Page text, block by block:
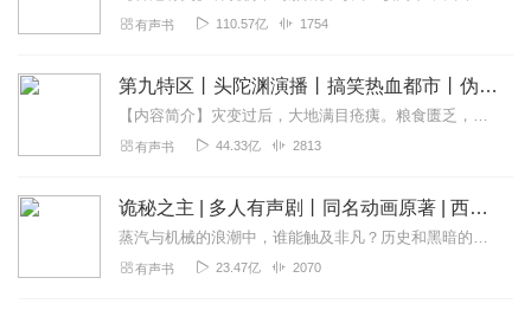
有声书 110.57亿 1754
第九特区丨头陀渊演播丨搞笑热血都市丨伪戒丨VIP免费多人有声剧
【内容简介】灾变过后，大地满目疮痍。粮食匮乏，资源紧俏，局势混乱……一位从待规划区杀出来的青年，背对着漫天黄沙，孤身来到九区谋生，却不曾想偶然结识三五好友，一念...
有声书 44.33亿 2813
诡秘之主 | 多人有声剧丨同名动画原著 | 西幻克苏鲁 | 乌贼作品
蒸汽与机械的浪潮中，谁能触及非凡？历史和黑暗的迷雾里，又是谁在耳语？我从诡秘中醒来，睁眼看见这个世界：枪械，大炮，巨舰，飞空艇，差分机；魔药，占卜，诅咒，倒吊人...
有声书 23.47亿 2070